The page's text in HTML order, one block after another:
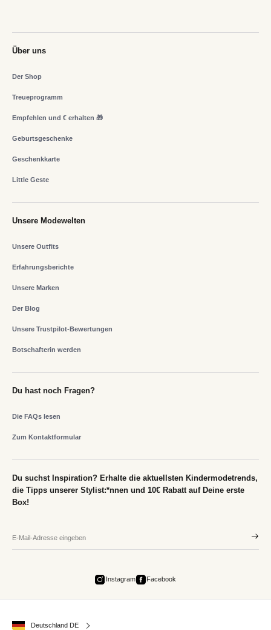
Über uns
Der Shop
Treueprogramm
Empfehlen und € erhalten 🎁
Geburtsgeschenke
Geschenkkarte
Little Geste
Unsere Modewelten
Unsere Outfits
Erfahrungsberichte
Unsere Marken
Der Blog
Unsere Trustpilot-Bewertungen
Botschafterin werden
Du hast noch Fragen?
Die FAQs lesen
Zum Kontaktformular
Du suchst Inspiration? Erhalte die aktuellsten Kindermodetrends,
die Tipps unserer Stylist:*nnen und 10€ Rabatt auf Deine erste
Box!
Instagram Facebook
Deutschland DE